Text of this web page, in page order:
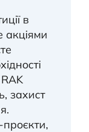
в
акціями
захист